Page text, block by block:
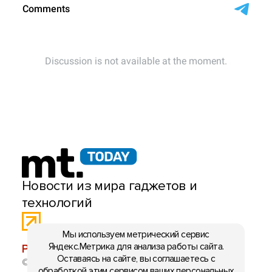
Новости из мира гаджетов и
технологий
РЕКЛАМА:mobiltelefon.ru@gmail.com
© 2006-2026 mt.today \ mobiltelefon.ru. Все права
Мы используем метрический сервис
Яндекс.Метрика для анализа работы сайта.
Оставаясь на сайте, вы соглашаетесь с